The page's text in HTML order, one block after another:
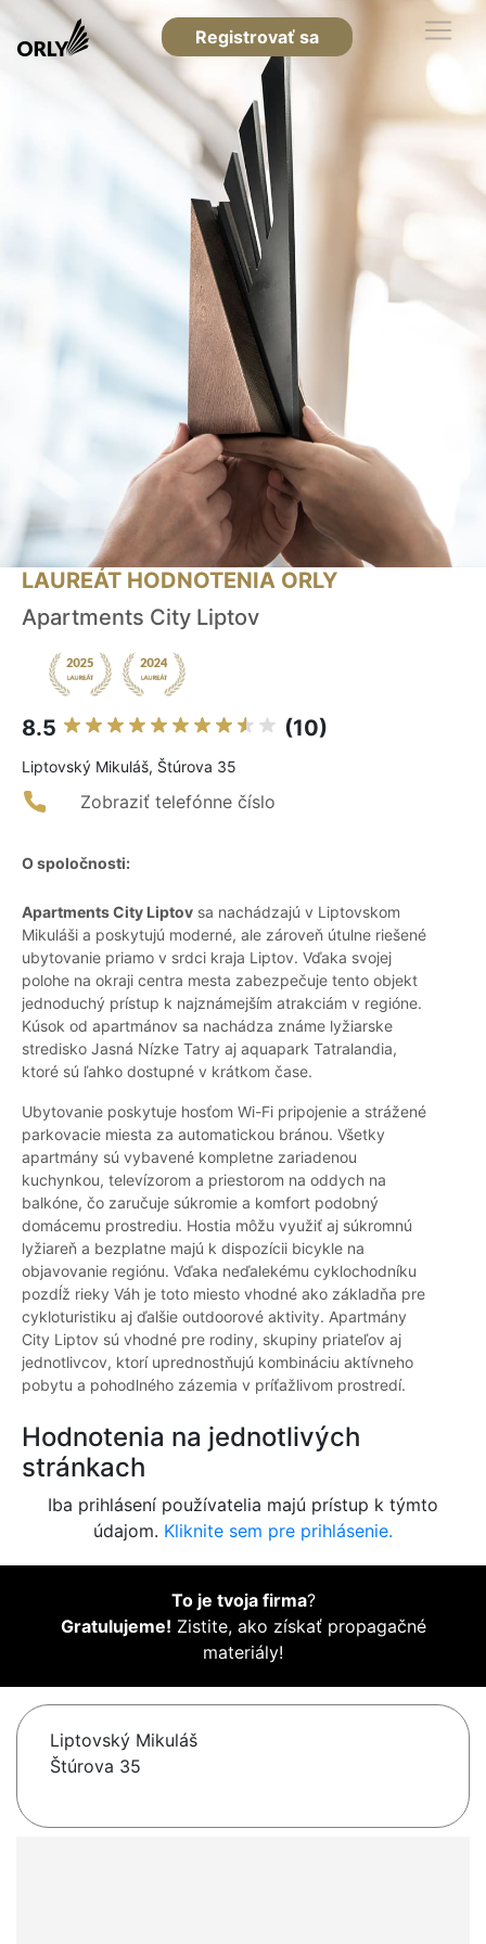
Registrovať sa
LAUREÁT HODNOTENIA ORLY
Apartments City Liptov
8.5 (10)
Liptovský Mikuláš, Štúrova 35
Zobraziť telefónne číslo
O spoločnosti:
Apartments City Liptov sa nachádzajú v Liptovskom
Mikuláši a poskytujú moderné, ale zároveň útulne riešené
ubytovanie priamo v srdci kraja Liptov. Vďaka svojej
polohe na okraji centra mesta zabezpečuje tento objekt
jednoduchý prístup k najznámejším atrakciám v regióne.
Kúsok od apartmánov sa nachádza známe lyžiarske
stredisko Jasná Nízke Tatry aj aquapark Tatralandia,
ktoré sú ľahko dostupné v krátkom čase.
Ubytovanie poskytuje hosťom Wi-Fi pripojenie a strážené
parkovacie miesta za automatickou bránou. Všetky
apartmány sú vybavené kompletne zariadenou
kuchynkou, televízorom a priestorom na oddych na
balkóne, čo zaručuje súkromie a komfort podobný
domácemu prostrediu. Hostia môžu využiť aj súkromnú
lyžiareň a bezplatne majú k dispozícii bicykle na
objavovanie regiónu. Vďaka neďalekému cyklochodníku
pozdĺž rieky Váh je toto miesto vhodné ako základňa pre
cykloturistiku aj ďalšie outdoorové aktivity. Apartmány
City Liptov sú vhodné pre rodiny, skupiny priateľov aj
jednotlivcov, ktorí uprednostňujú kombináciu aktívneho
pobytu a pohodlného zázemia v príťažlivom prostredí.
Hodnotenia na jednotlivých
stránkach
Iba prihlásení používatelia majú prístup k týmto
údajom. Kliknite sem pre prihlásenie.
To je tvoja firma?
Gratulujeme! Zistite, ako získať propagačné
materiály!
Liptovský Mikuláš
Štúrova 35